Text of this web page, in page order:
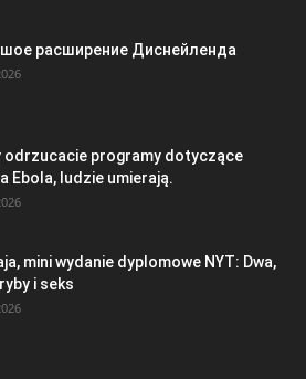
расширение Диснейленда
odrzucacie programy dotyczące
Ebola, ludzie umierają.
mini wydanie dyplomowe NYT: Dwa,
i seks